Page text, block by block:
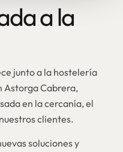
a la
junto a la hostelería
Astorga Cabrera,
en la cercanía, el
clientes.
soluciones y